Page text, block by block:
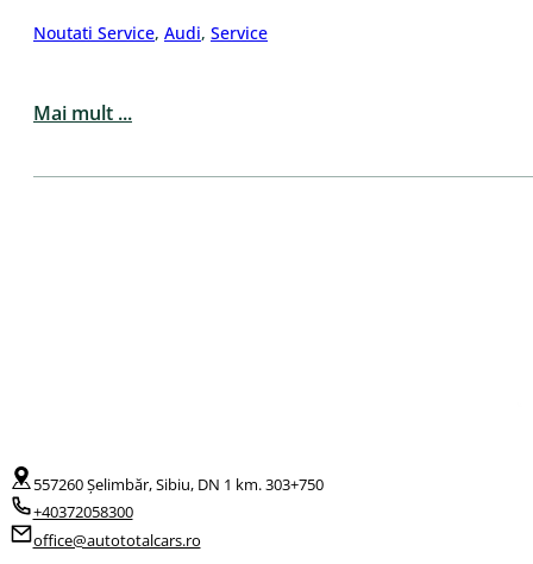
Noutati Service, Audi, Service
Mai mult ...
557260 Șelimbăr, Sibiu, DN 1 km. 303+750
+40372058300
office@autototalcars.ro